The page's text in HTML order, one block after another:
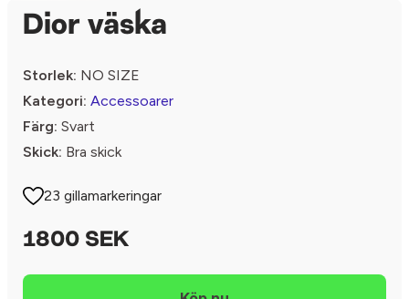
Dior väska
Storlek: NO SIZE
Kategori: Accessoarer
Färg: Svart
Skick: Bra skick
23 gillamarkeringar
1800 SEK